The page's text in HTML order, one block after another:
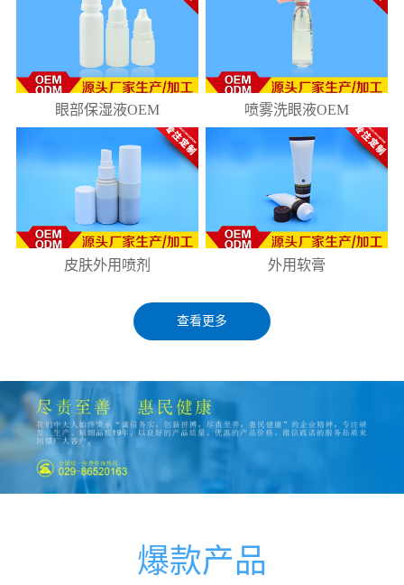
眼部保湿液OEM 喷雾洗眼液OEM
皮肤外用喷剂 外用软膏
查看更多
爆款产品